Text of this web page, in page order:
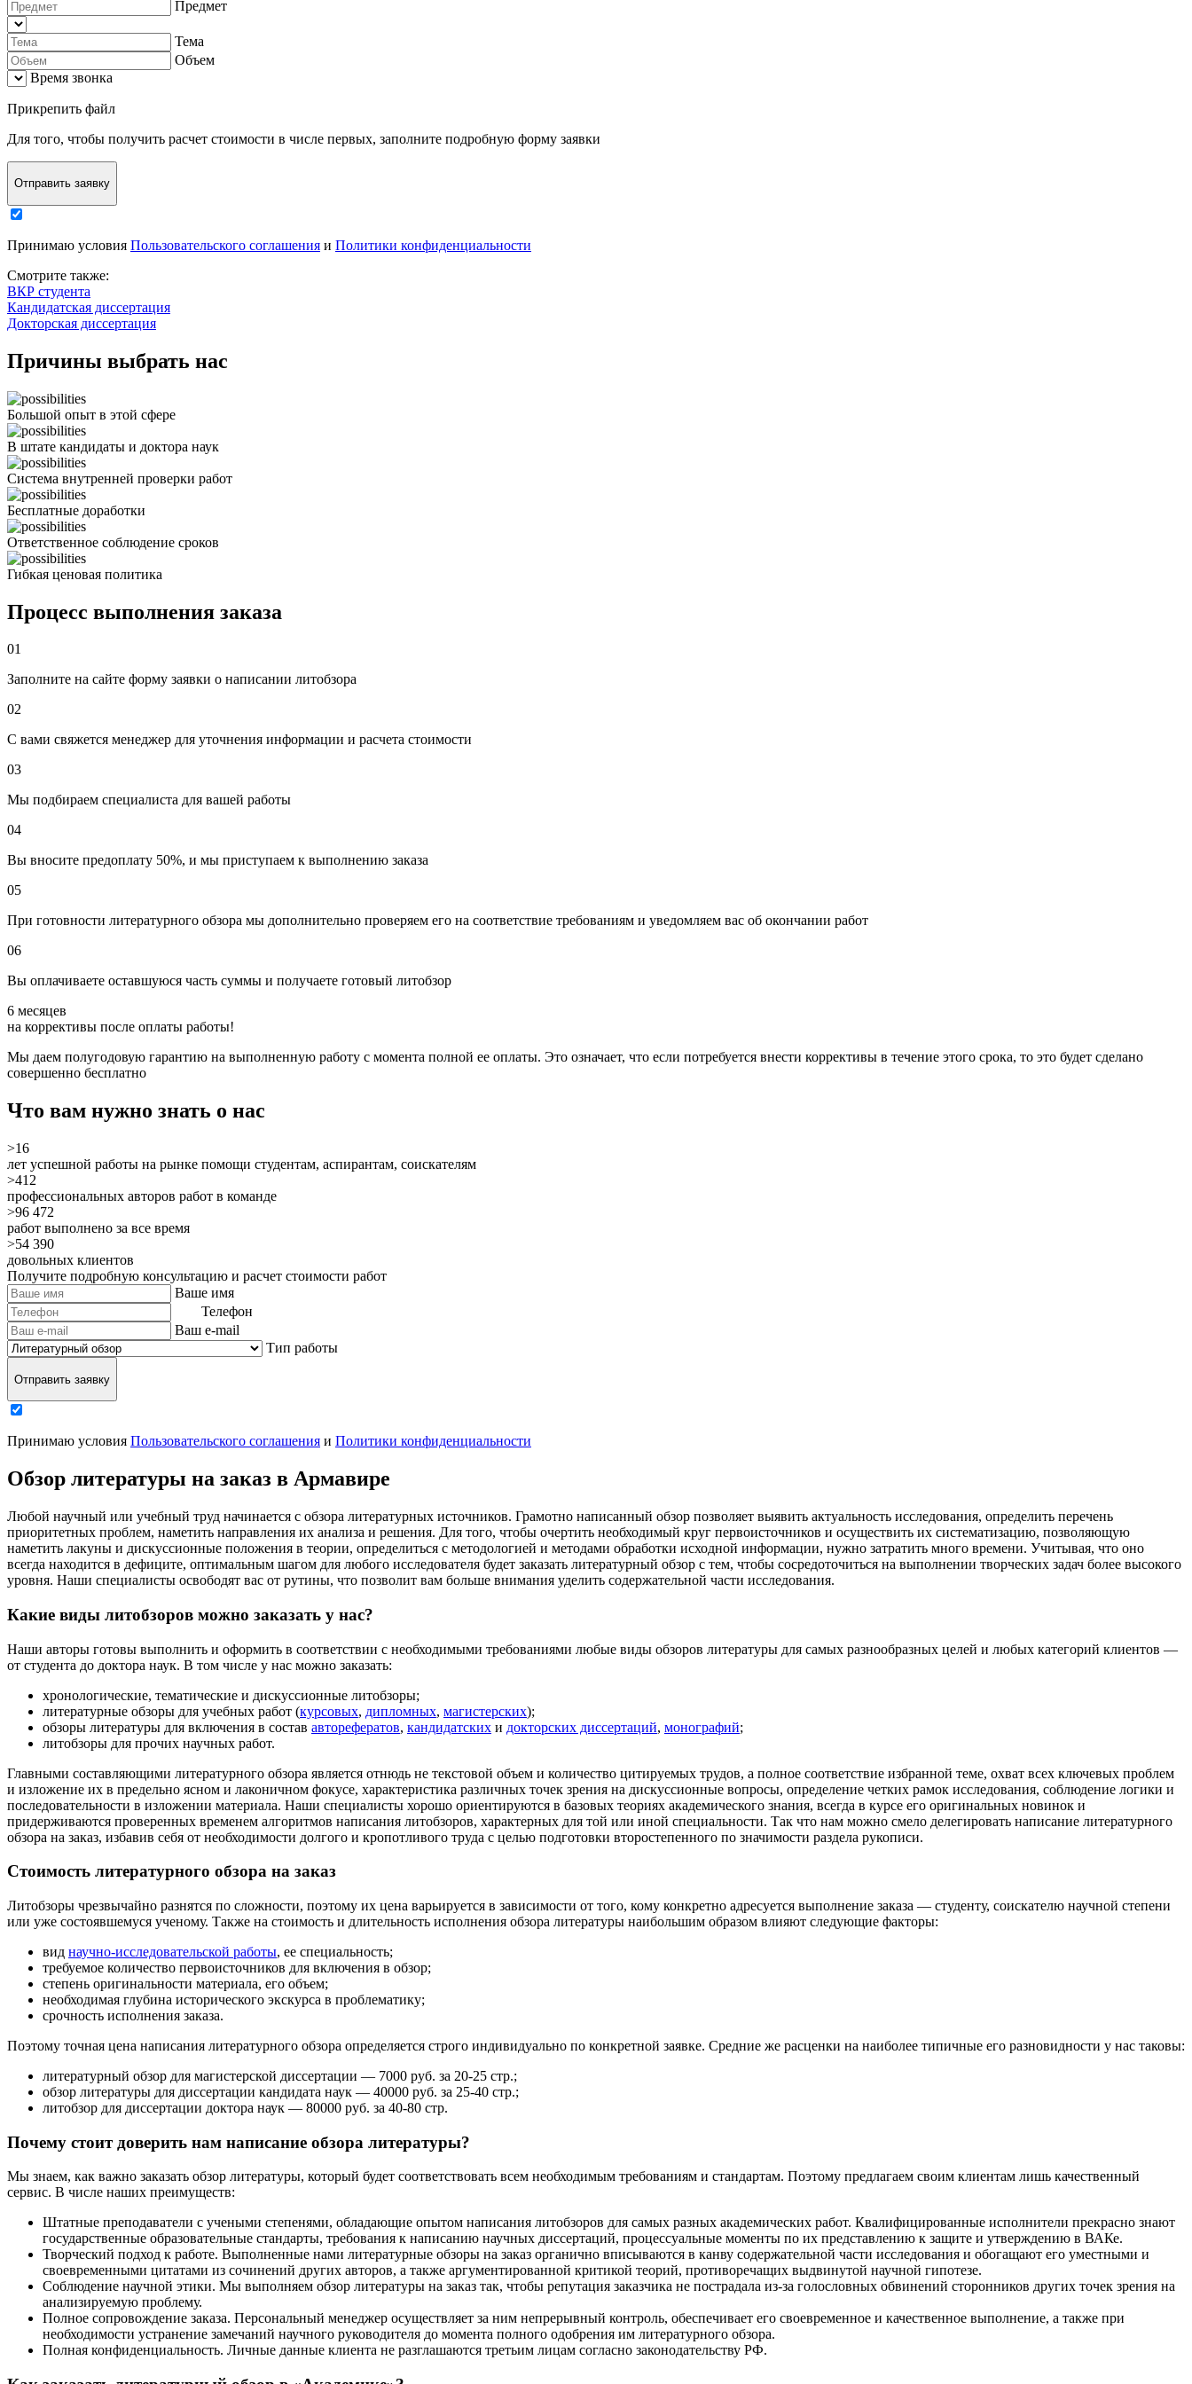
Предмет
Тема
Объем
Время звонка
Прикрепить файл
Для того, чтобы получить расчет стоимости в числе первых, заполните подробную форму заявки
Отправить заявку
Принимаю условия Пользовательского соглашения и Политики конфиденциальности
Смотрите также:
ВКР студента
Кандидатская диссертация
Докторская диссертация
Причины выбрать нас
Большой опыт в этой сфере
В штате кандидаты и доктора наук
Система внутренней проверки работ
Бесплатные доработки
Ответственное соблюдение сроков
Гибкая ценовая политика
Процесс выполнения заказа
01
Заполните на сайте форму заявки о написании литобзора
02
С вами свяжется менеджер для уточнения информации и расчета стоимости
03
Мы подбираем специалиста для вашей работы
04
Вы вносите предоплату 50%, и мы приступаем к выполнению заказа
05
При готовности литературного обзора мы дополнительно проверяем его на соответствие требованиям и уведомляем вас об окончании работ
06
Вы оплачиваете оставшуюся часть суммы и получаете готовый литобзор
6 месяцев
на коррективы после оплаты работы!
Мы даем полугодовую гарантию на выполненную работу с момента полной ее оплаты. Это означает, что если потребуется внести коррективы в течение этого срока, то это будет сделано
совершенно бесплатно
Что вам нужно знать о нас
>16
лет успешной работы на рынке помощи студентам, аспирантам, соискателям
>412
профессиональных авторов работ в команде
>96 472
работ выполнено за все время
>54 390
довольных клиентов
Получите подробную консультацию и расчет стоимости работ
Ваше имя
Телефон
Ваш e-mail
Тип работы
Отправить заявку
Принимаю условия Пользовательского соглашения и Политики конфиденциальности
Обзор литературы на заказ в Армавире
Любой научный или учебный труд начинается с обзора литературных источников. Грамотно написанный обзор позволяет выявить актуальность исследования, определить перечень
приоритетных проблем, наметить направления их анализа и решения. Для того, чтобы очертить необходимый круг первоисточников и осуществить их систематизацию, позволяющую
наметить лакуны и дискуссионные положения в теории, определиться с методологией и методами обработки исходной информации, нужно затратить много времени. Учитывая, что оно
всегда находится в дефиците, оптимальным шагом для любого исследователя будет заказать литературный обзор с тем, чтобы сосредоточиться на выполнении творческих задач более высокого
уровня. Наши специалисты освободят вас от рутины, что позволит вам больше внимания уделить содержательной части исследования.
Какие виды литобзоров можно заказать у нас?
Наши авторы готовы выполнить и оформить в соответствии с необходимыми требованиями любые виды обзоров литературы для самых разнообразных целей и любых категорий клиентов ―
от студента до доктора наук. В том числе у нас можно заказать:
хронологические, тематические и дискуссионные литобзоры;
литературные обзоры для учебных работ (курсовых, дипломных, магистерских);
обзоры литературы для включения в состав авторефератов, кандидатских и докторских диссертаций, монографий;
литобзоры для прочих научных работ.
Главными составляющими литературного обзора является отнюдь не текстовой объем и количество цитируемых трудов, а полное соответствие избранной теме, охват всех ключевых проблем
и изложение их в предельно ясном и лаконичном фокусе, характеристика различных точек зрения на дискуссионные вопросы, определение четких рамок исследования, соблюдение логики и
последовательности в изложении материала. Наши специалисты хорошо ориентируются в базовых теориях академического знания, всегда в курсе его оригинальных новинок и
придерживаются проверенных временем алгоритмов написания литобзоров, характерных для той или иной специальности. Так что нам можно смело делегировать написание литературного
обзора на заказ, избавив себя от необходимости долгого и кропотливого труда с целью подготовки второстепенного по значимости раздела рукописи.
Стоимость литературного обзора на заказ
Литобзоры чрезвычайно разнятся по сложности, поэтому их цена варьируется в зависимости от того, кому конкретно адресуется выполнение заказа ― студенту, соискателю научной степени
или уже состоявшемуся ученому. Также на стоимость и длительность исполнения обзора литературы наибольшим образом влияют следующие факторы:
вид научно-исследовательской работы, ее специальность;
требуемое количество первоисточников для включения в обзор;
степень оригинальности материала, его объем;
необходимая глубина исторического экскурса в проблематику;
срочность исполнения заказа.
Поэтому точная цена написания литературного обзора определяется строго индивидуально по конкретной заявке. Средние же расценки на наиболее типичные его разновидности у нас таковы:
литературный обзор для магистерской диссертации ― 7000 руб. за 20-25 стр.;
обзор литературы для диссертации кандидата наук ― 40000 руб. за 25-40 стр.;
литобзор для диссертации доктора наук ― 80000 руб. за 40-80 стр.
Почему стоит доверить нам написание обзора литературы?
Мы знаем, как важно заказать обзор литературы, который будет соответствовать всем необходимым требованиям и стандартам. Поэтому предлагаем своим клиентам лишь качественный
сервис. В числе наших преимуществ:
Штатные преподаватели с учеными степенями, обладающие опытом написания литобзоров для самых разных академических работ. Квалифицированные исполнители прекрасно знают
государственные образовательные стандарты, требования к написанию научных диссертаций, процессуальные моменты по их представлению к защите и утверждению в ВАКе.
Творческий подход к работе. Выполненные нами литературные обзоры на заказ органично вписываются в канву содержательной части исследования и обогащают его уместными и
своевременными цитатами из сочинений других авторов, а также аргументированной критикой теорий, противоречащих выдвинутой научной гипотезе.
Соблюдение научной этики. Мы выполняем обзор литературы на заказ так, чтобы репутация заказчика не пострадала из-за голословных обвинений сторонников других точек зрения на
анализируемую проблему.
Полное сопровождение заказа. Персональный менеджер осуществляет за ним непрерывный контроль, обеспечивает его своевременное и качественное выполнение, а также при
необходимости устранение замечаний научного руководителя до момента полного одобрения им литературного обзора.
Полная конфиденциальность. Личные данные клиента не разглашаются третьим лицам согласно законодательству РФ.